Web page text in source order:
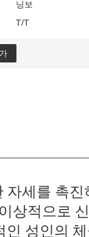
닝보
T/T
자세를 촉
상적으로
성인의